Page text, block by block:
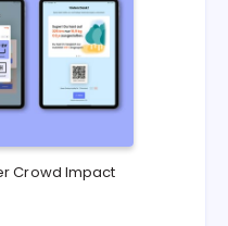
Crowd Impact